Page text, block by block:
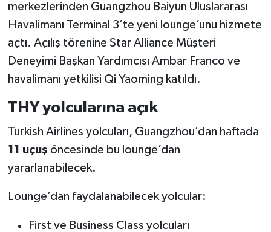
merkezlerinden Guangzhou Baiyun Uluslararası
Havalimanı Terminal 3’te yeni lounge’unu hizmete
açtı. Açılış törenine Star Alliance Müşteri
Deneyimi Başkan Yardımcısı Ambar Franco ve
havalimanı yetkilisi Qi Yaoming katıldı.
THY yolcularına açık
Turkish Airlines yolcuları, Guangzhou’dan haftada
11 uçuş öncesinde bu lounge’dan
yararlanabilecek.
Lounge’dan faydalanabilecek yolcular:
First ve Business Class yolcuları